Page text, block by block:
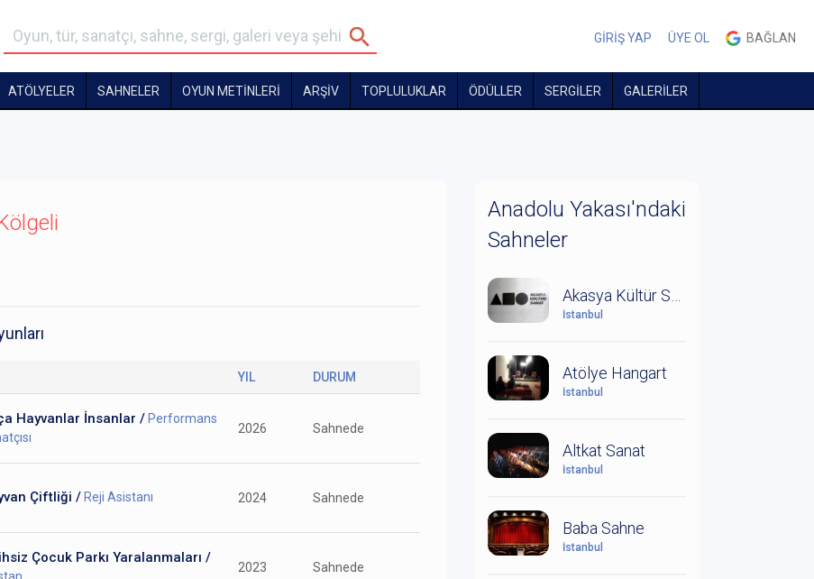
GİRİŞ YAP ÜYE OL BAĞLAN
ATÖLYELER SAHNELER OYUN METİNLERİ ARŞİV TOPLULUKLAR ÖDÜLLER SERGİLER GALERİLER
YIL DURUM
Hayvanlar İnsanlar / Performans
2026 Sahnede
Çiftliği / Reji Asistanı 2024 Sahnede
Çocuk Parkı Yaralanmaları /
2023 Sahnede
Anadolu Yakası'ndaki
Sahneler
İstanbul
Atölye Hangart
İstanbul
Altkat Sanat
İstanbul
Baba Sahne
İstanbul